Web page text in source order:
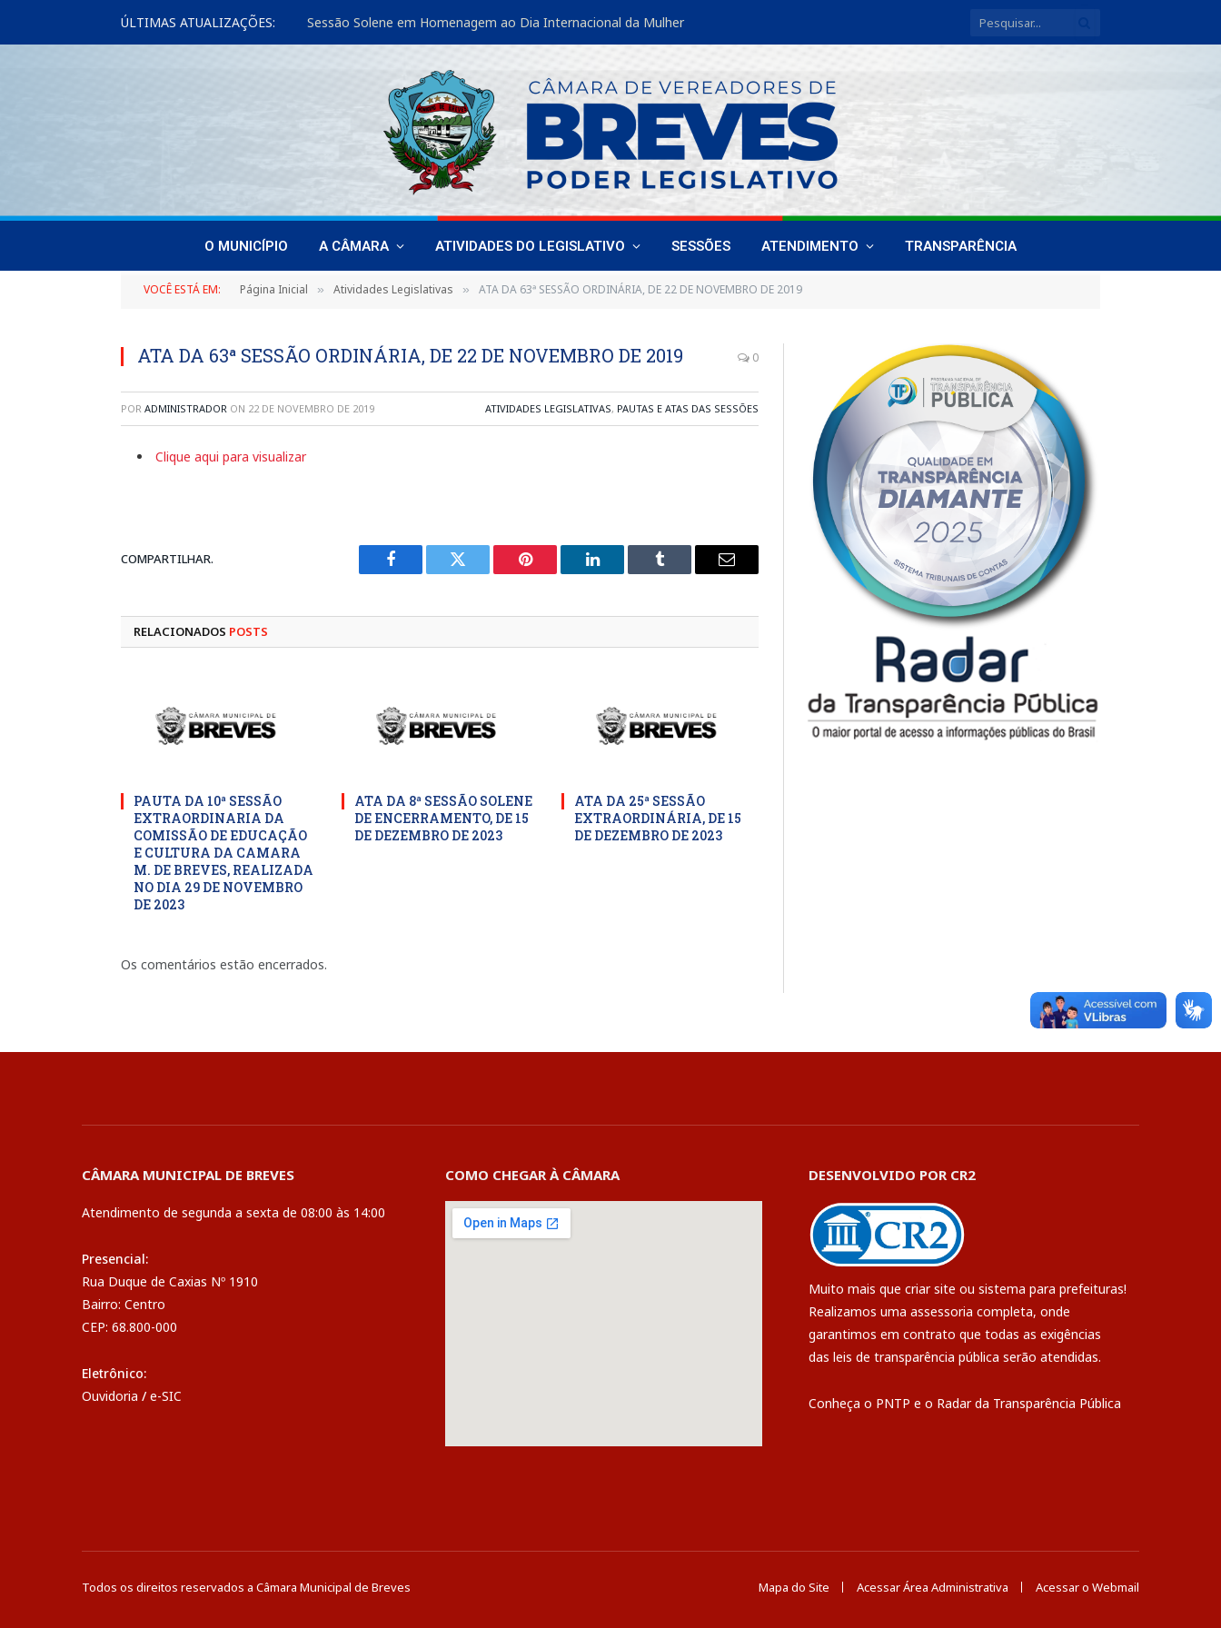
ÚLTIMAS ATUALIZAÇÕES: Sessão Solene em Homenagem ao Dia Internacional da Mulher
O MUNICÍPIO A CÂMARA ATIVIDADES DO LEGISLATIVO SESSÕES ATENDIMENTO TRANSPARÊNCIA
VOCÊ ESTÁ EM: Página Inicial » Atividades Legislativas » ATA DA 63ª SESSÃO ORDINÁRIA, DE 22 DE NOVEMBRO DE 2019
ATA DA 63ª SESSÃO ORDINÁRIA, DE 22 DE NOVEMBRO DE 2019 0
POR ADMINISTRADOR ON 22 DE NOVEMBRO DE 2019 ATIVIDADES LEGISLATIVAS, PAUTAS E ATAS DAS SESSÕES
Clique aqui para visualizar
COMPARTILHAR.
Facebook Twitter Pinterest LinkedIn Tumblr
E-
RELACIONADOS POSTS
PAUTA DA 10ª SESSÃO
EXTRAORDINARIA DA
COMISSÃO DE EDUCAÇÃO
E CULTURA DA CAMARA
M. DE BREVES, REALIZADA
NO DIA 29 DE NOVEMBRO
DE 2023
ATA DA 8ª SESSÃO SOLENE
DE ENCERRAMENTO, DE 15
DE DEZEMBRO DE 2023
ATA DA 25ª SESSÃO
EXTRAORDINÁRIA, DE 15
DE DEZEMBRO DE 2023
Os comentários estão encerrados.
CÂMARA MUNICIPAL DE BREVES
Atendimento de segunda a sexta de 08:00 às 14:00
Presencial:
Rua Duque de Caxias Nº 1910
Bairro: Centro
CEP: 68.800-000
Eletrônico:
Ouvidoria / e-SIC
COMO CHEGAR À CÂMARA DESENVOLVIDO POR CR2
Muito mais que criar site ou sistema para prefeituras!
Realizamos uma assessoria completa, onde
garantimos em contrato que todas as exigências
das leis de transparência pública serão atendidas.
Conheça o PNTP e o Radar da Transparência Pública
Todos os direitos reservados a Câmara Municipal de Breves Mapa do Site Acessar Área Administrativa Acessar o Webmail